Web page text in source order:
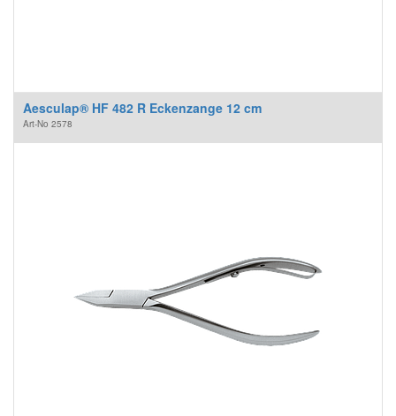
Aesculap® HF 482 R Eckenzange 12 cm
Art-No 2578